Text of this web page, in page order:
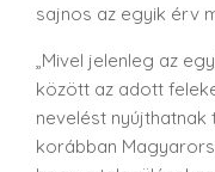
sajnos az egyik érv
„Mivel jelenleg az
között az adott
nevelést
korábban